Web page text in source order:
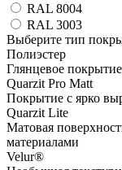
RAL 8004
RAL 3003
Выберите тип
Полиэстер
Глянцевое
Quarzit Pro Matt
Покрытие с ярко
Quarzit Lite
Матовая
материалами
Velur®